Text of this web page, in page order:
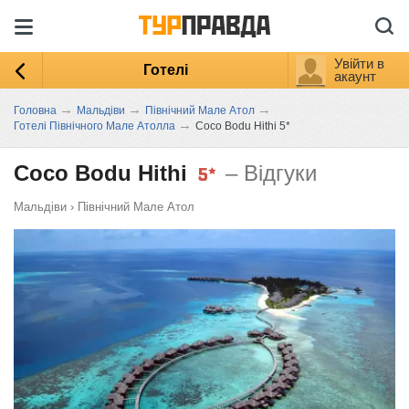
Готелі
Увійти в
акаунт
Головна → Мальдіви → Північний Мале Атол →
Готелі Північного Мале Атолла → Coco Bodu Hithi 5*
Coco Bodu Hithi – Відгуки
Мальдіви › Північний Мале Атол